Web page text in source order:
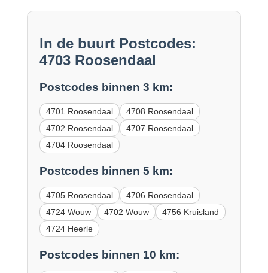
In de buurt Postcodes:
4703 Roosendaal
Postcodes binnen 3 km:
4701 Roosendaal
4708 Roosendaal
4702 Roosendaal
4707 Roosendaal
4704 Roosendaal
Postcodes binnen 5 km:
4705 Roosendaal
4706 Roosendaal
4724 Wouw
4702 Wouw
4756 Kruisland
4724 Heerle
Postcodes binnen 10 km: